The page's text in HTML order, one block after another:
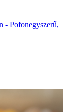
- Pofonegyszerű,